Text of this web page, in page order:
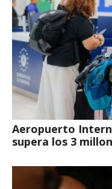
Aeropuerto
supera los 3